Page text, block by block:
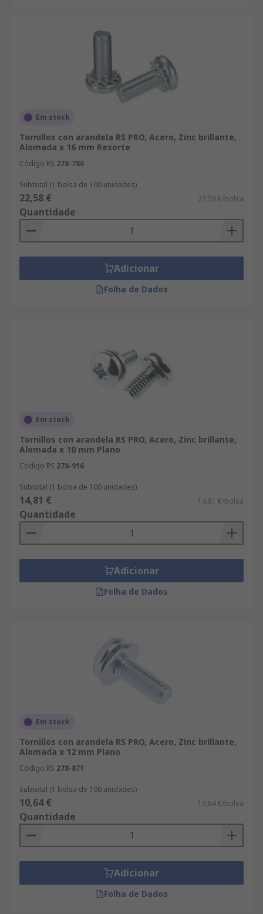
Em stock
Tornillos con arandela RS PRO, Acero, Zinc brillante,
Alomada x 16 mm Resorte
Código RS 278-786
Subtotal (1 bolsa de 100 unidades)
22,58 € 22,58 €/bolsa
Quantidade
Adicionar
Folha de Dados
Em stock
Tornillos con arandela RS PRO, Acero, Zinc brillante,
Alomada x 10 mm Plano
Código RS 278-916
Subtotal (1 bolsa de 100 unidades)
14,81 € 14,81 €/bolsa
Quantidade
Adicionar
Folha de Dados
Em stock
Tornillos con arandela RS PRO, Acero, Zinc brillante,
Alomada x 12 mm Plano
Código RS 278-871
Subtotal (1 bolsa de 100 unidades)
10,64 € 10,64 €/bolsa
Quantidade
Adicionar
Folha de Dados